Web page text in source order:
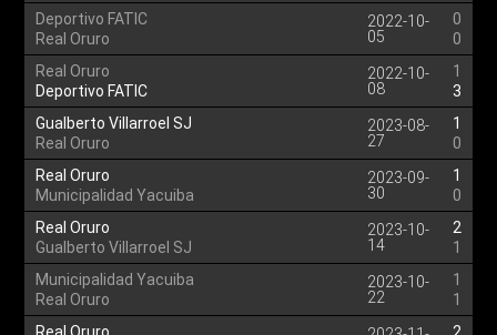
Deportivo FATIC
Real Oruro
2022-10-
05
0
0
Real Oruro
Deportivo FATIC
2022-10-
08
1
3
Gualberto Villarroel SJ
Real Oruro
2023-08-
27
1
0
Real Oruro
Municipalidad Yacuiba
2023-09-
30
1
0
Real Oruro
Gualberto Villarroel SJ
2023-10-
14
2
1
Municipalidad Yacuiba
Real Oruro
2023-10-
22
1
1